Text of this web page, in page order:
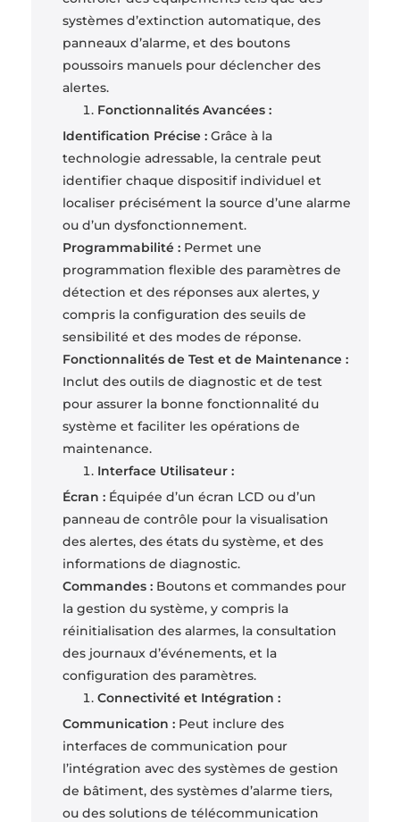
systèmes d’extinction automatique, des
panneaux d’alarme, et des boutons
poussoirs manuels pour déclencher des
alertes.
Fonctionnalités Avancées :
Identification Précise :Grâce à la
technologie adressable, la centrale peut
identifier chaque dispositif individuel et
localiser précisément la source d’une alarme
ou d’un dysfonctionnement.
Programmabilité :Permet une
programmation flexible des paramètres de
détection et des réponses aux alertes, y
compris la configuration des seuils de
sensibilité et des modes de réponse.
Fonctionnalités de Test et de Maintenance :
Inclut des outils de diagnostic et de test
pour assurer la bonne fonctionnalité du
système et faciliter les opérations de
maintenance.
Interface Utilisateur :
Écran :Équipée d’un écran LCD ou d’un
panneau de contrôle pour la visualisation
des alertes, des états du système, et des
informations de diagnostic.
Commandes :Boutons et commandes pour
la gestion du système, y compris la
réinitialisation des alarmes, la consultation
des journaux d’événements, et la
configuration des paramètres.
Connectivité et Intégration :
Communication :Peut inclure des
interfaces de communication pour
l’intégration avec des systèmes de gestion
de bâtiment, des systèmes d’alarme tiers,
ou des solutions de télécommunication